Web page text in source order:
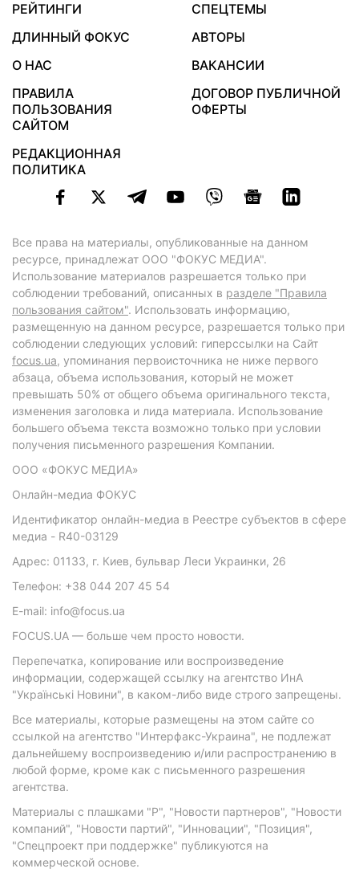
РЕЙТИНГИ
СПЕЦТЕМЫ
ДЛИННЫЙ ФОКУС
АВТОРЫ
О НАС
ВАКАНСИИ
ПРАВИЛА
ПОЛЬЗОВАНИЯ
САЙТОМ
ДОГОВОР ПУБЛИЧНОЙ
ОФЕРТЫ
РЕДАКЦИОННАЯ
ПОЛИТИКА
Все права на материалы, опубликованные на данном
ресурсе, принадлежат ООО "ФОКУС МЕДИА".
Использование материалов разрешается только при
соблюдении требований, описанных в разделе "Правила
пользования сайтом". Использовать информацию,
размещенную на данном ресурсе, разрешается только при
соблюдении следующих условий: гиперссылки на Сайт
focus.ua, упоминания первоисточника не ниже первого
абзаца, объема использования, который не может
превышать 50% от общего объема оригинального текста,
изменения заголовка и лида материала. Использование
большего объема текста возможно только при условии
получения письменного разрешения Компании.
ООО «ФОКУС МЕДИА»
Онлайн-медиа ФОКУС
Идентификатор онлайн-медиа в Реестре субъектов в сфере
медиа - R40-03129
Адрес: 01133, г. Киев, бульвар Леси Украинки, 26
Телефон: +38 044 207 45 54
E-mail: info@focus.ua
FOCUS.UA — больше чем просто новости.
Перепечатка, копирование или воспроизведение
информации, содержащей ссылку на агентство ИнА
"Українські Новини", в каком-либо виде строго запрещены.
Все материалы, которые размещены на этом сайте со
ссылкой на агентство "Интерфакс-Украина", не подлежат
дальнейшему воспроизведению и/или распространению в
любой форме, кроме как с письменного разрешения
агентства.
Материалы с плашками "Р", "Новости партнеров", "Новости
компаний", "Новости партий", "Инновации", "Позиция",
"Спецпроект при поддержке" публикуются на
коммерческой основе.